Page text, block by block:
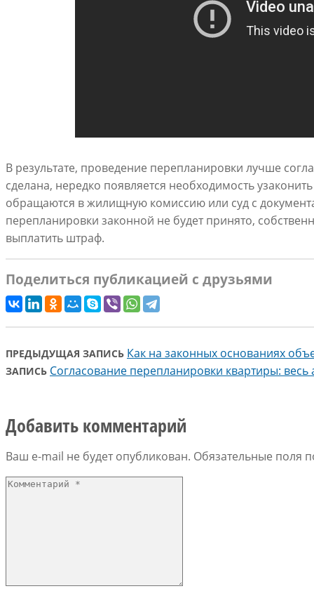
В результате, проведение перепланировки лучше
сделана, нередко появляется необходимость
обращаются в жилищную комиссию или суд с
перепланировки законной не будет принято,
выплатить штраф.
Поделиться публикацией с друзьями
ПРЕДЫДУЩАЯ ЗАПИСЬ Как на законных основаниях
ЗАПИСЬ Согласование перепланировки квартиры: весь
Добавить комментарий
Ваш e-mail не будет опубликован. Обязательные поля